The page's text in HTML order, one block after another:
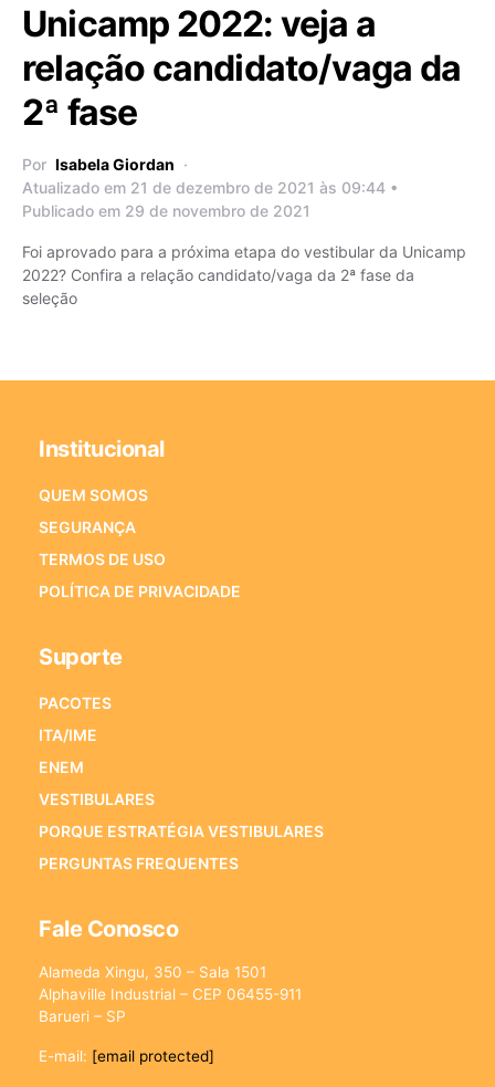
Unicamp 2022: veja a
relação candidato/vaga da
2ª fase
Por Isabela Giordan
Atualizado em 21 de dezembro de 2021 às 09:44 •
Publicado em 29 de novembro de 2021
Foi aprovado para a próxima etapa do vestibular da Unicamp
2022? Confira a relação candidato/vaga da 2ª fase da
seleção
Institucional
QUEM SOMOS
SEGURANÇA
TERMOS DE USO
POLÍTICA DE PRIVACIDADE
Suporte
PACOTES
ITA/IME
ENEM
VESTIBULARES
PORQUE ESTRATÉGIA VESTIBULARES
PERGUNTAS FREQUENTES
Fale Conosco
Alameda Xingu, 350 – Sala 1501
Alphaville Industrial – CEP 06455-911
Barueri – SP
E-mail: [email protected]